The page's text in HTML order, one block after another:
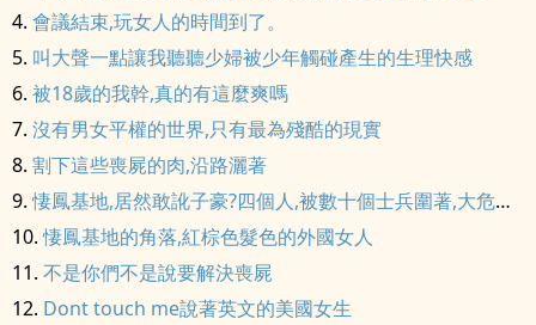
會議結束,玩女人的時間到了。
叫大聲一點讓我聽聽少婦被少年觸碰產生的生理快感
被18歲的我幹,真的有這麼爽嗎
沒有男女平權的世界,只有最為殘酷的現實
割下這些喪屍的肉,沿路灑著
悽鳳基地,居然敢訛子豪?四個人,被數十個士兵圍著,大危機。
悽鳳基地的角落,紅棕色髮色的外國女人
不是你們不是說要解決喪屍
Dont touch me說著英文的美國女生